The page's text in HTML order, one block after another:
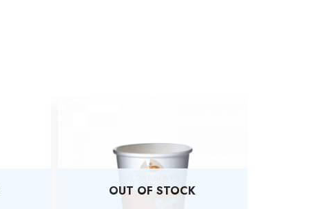
OUT OF STOCK